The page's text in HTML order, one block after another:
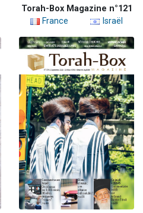
Torah-Box Magazine n°121
France
Israël